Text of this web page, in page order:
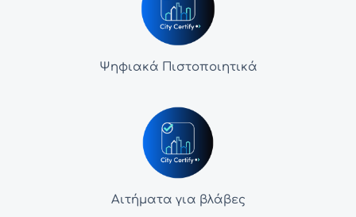
Ψηφιακά Πιστοποιητικά
Αιτήματα για βλάβες